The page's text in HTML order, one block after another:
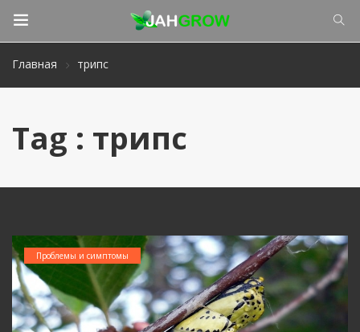
Главная трипс
Tag : трипс
Проблемы и симптомы